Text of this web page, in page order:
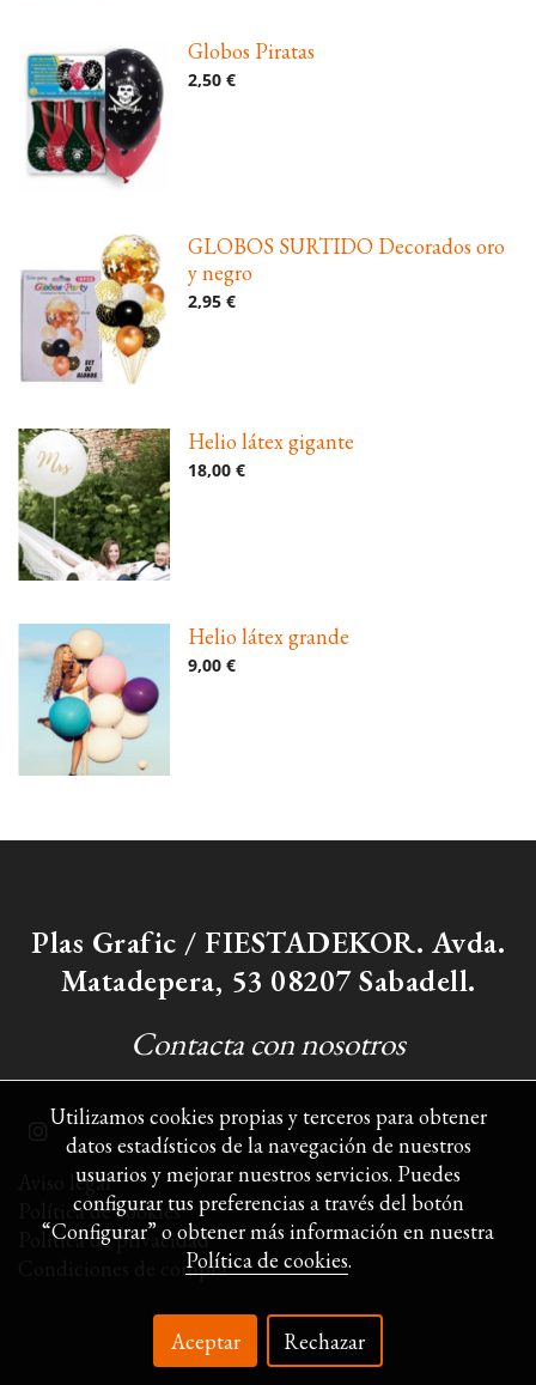
Globos Piratas
2,50 €
GLOBOS SURTIDO Decorados oro
y negro
2,95 €
Helio látex gigante
18,00 €
Helio látex grande
9,00 €
Plas Grafic / FIESTADEKOR. Avda.
Matadepera, 53 08207 Sabadell.
Contacta con nosotros
Aviso legal
Política de cookies
Política de privacidad
Condiciones de compra
Utilizamos cookies propias y terceros para obtener
datos estadísticos de la navegación de nuestros
usuarios y mejorar nuestros servicios. Puedes
configurar tus preferencias a través del botón
“Configurar” o obtener más información en nuestra
Política de cookies.
Aceptar Rechazar